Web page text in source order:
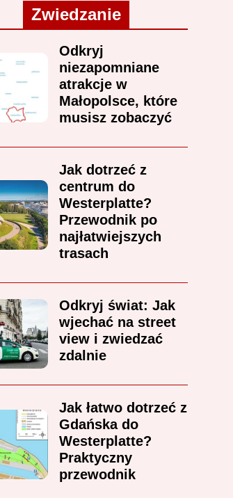
Zwiedzanie
Odkryj
niezapomniane
atrakcje w
Małopolsce, które
musisz zobaczyć
Jak dotrzeć z
centrum do
Westerplatte?
Przewodnik po
najłatwiejszych
trasach
Odkryj świat: Jak
wjechać na street
view i zwiedzać
zdalnie
Jak łatwo dotrzeć z
Gdańska do
Westerplatte?
Praktyczny
przewodnik